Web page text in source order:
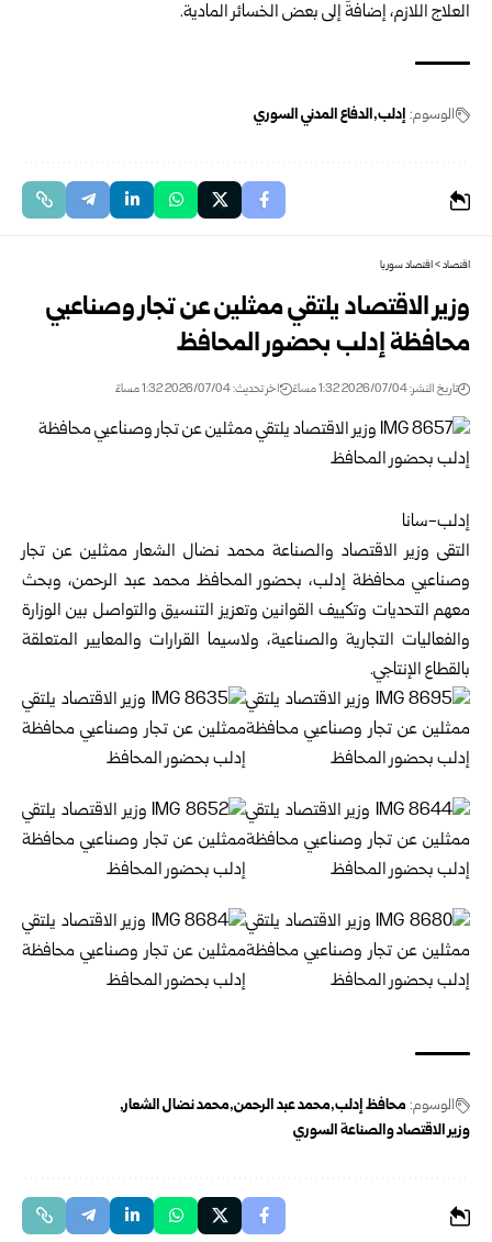
العلاج اللازم، إضافةً إلى بعض الخسائر المادية‎.‎
الوسوم: إدلب الدفاع المدني السوري
اقتصاد>اقتصاد سوريا
وزير الاقتصاد يلتقي ممثلين عن تجار وصناعيي
محافظة إدلب بحضور المحافظ
تاريخ النشر: 2026/07/04 1:32 مساءً اخر تحديث: 2026/07/04 1:32 مساءً
إدلب-سانا
التقى وزير الاقتصاد والصناعة محمد نضال الشعار ممثلين عن تجار
وصناعيي محافظة إدلب، بحضور المحافظ محمد عبد الرحمن، وبحث
معهم التحديات وتكييف القوانين وتعزيز التنسيق والتواصل بين الوزارة
والفعاليات التجارية والصناعية، ولاسيما القرارات والمعايير المتعلقة
بالقطاع الإنتاجي.
الوسوم: محافظ إدلب محمد عبد الرحمن محمد نضال الشعار
وزير الاقتصاد والصناعة السوري